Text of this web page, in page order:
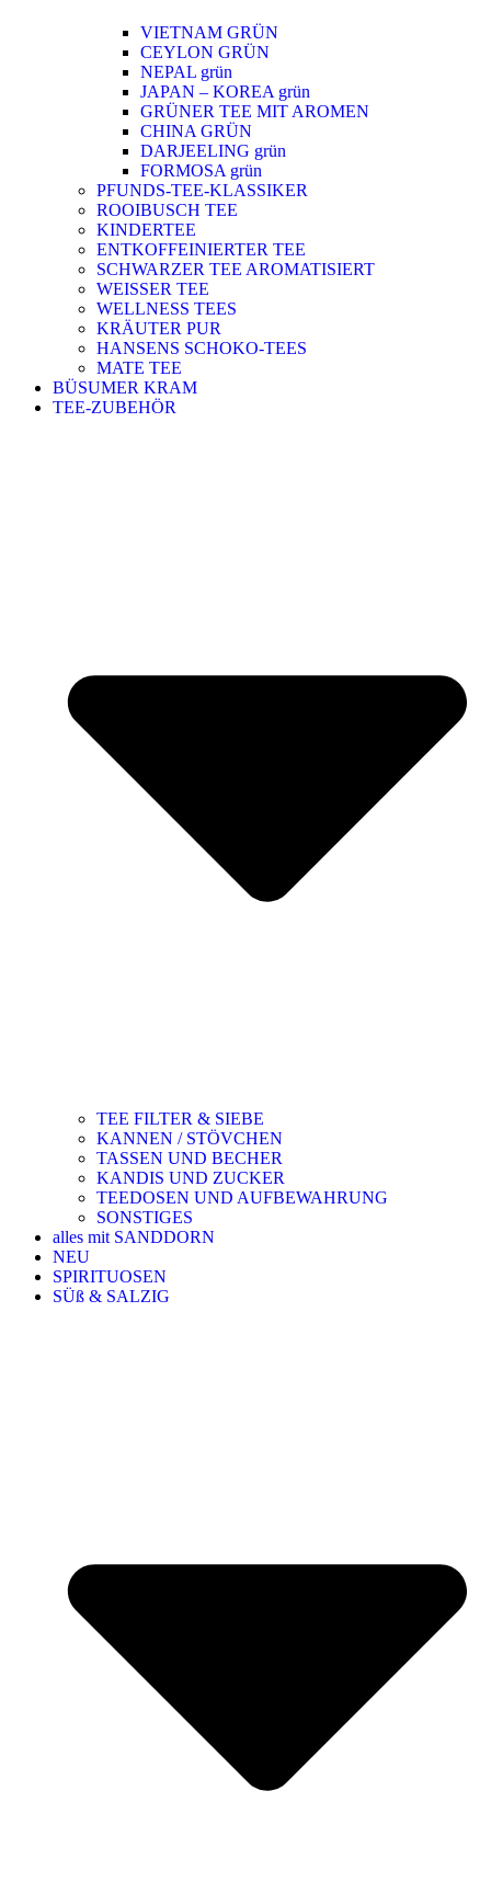
VIETNAM GRÜN
CEYLON GRÜN
NEPAL grün
JAPAN – KOREA grün
GRÜNER TEE MIT AROMEN
CHINA GRÜN
DARJEELING grün
FORMOSA grün
PFUNDS-TEE-KLASSIKER
ROOIBUSCH TEE
KINDERTEE
ENTKOFFEINIERTER TEE
SCHWARZER TEE AROMATISIERT
WEISSER TEE
WELLNESS TEES
KRÄUTER PUR
HANSENS SCHOKO-TEES
MATE TEE
BÜSUMER KRAM
TEE-ZUBEHÖR
TEE FILTER & SIEBE
KANNEN / STÖVCHEN
TASSEN UND BECHER
KANDIS UND ZUCKER
TEEDOSEN UND AUFBEWAHRUNG
SONSTIGES
alles mit SANDDORN
NEU
SPIRITUOSEN
SÜß & SALZIG